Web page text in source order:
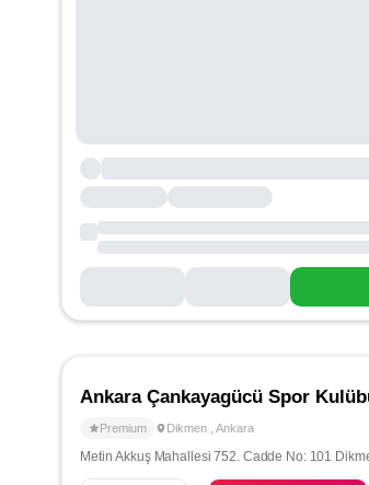
Ankara Çankayagücü Spor
Premium Dikmen Ankara
Metin Akkuş Mahallesi 752. Cadde No: 101